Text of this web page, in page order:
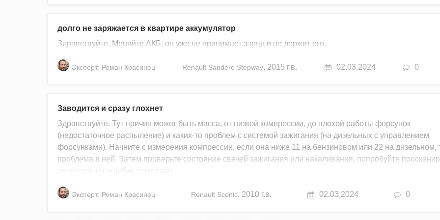
долго не заряжается в квартире аккумулятор
Здравствуйте. Меняйте АКБ, он уже не принимает заряд и не держит его.
Эксперт: Роман Красинец Renault Sandero Stepway, 2015 г.в. 02.03.2024 0
Заводится и сразу глохнет
Здравствуйте. Тут причин может быть масса, от низкой компрессии, до плохой работы форсунок
(недостаточное распыление) и каких-то проблем с системой зажигания (на дизельных с управлением
форсунками). Начните с измерения компрессии, если она ниже 11 на бензиновом или 22 на дизельном,
проблема в ней. Затем проверьте состояние свечей зажигания или накаливания, попробуйте
Эксперт: Роман Красинец Renault Scenic, 2010 г.в. 02.03.2024 0